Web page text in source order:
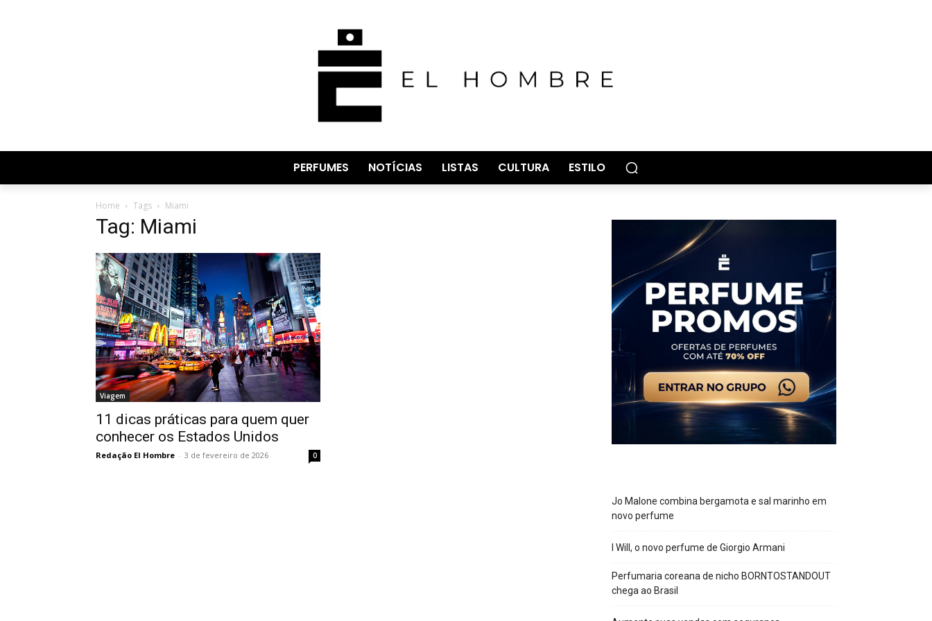
PERFUMES NOTÍCIAS LISTAS CULTURA ESTILO
Home Tags Miami
Tag: Miami
Viagem
11 dicas práticas para quem quer
conhecer os Estados Unidos
Redação El Hombre - 3 de fevereiro de 2026 0
Jo Malone combina bergamota e sal marinho em
novo perfume
I Will, o novo perfume de Giorgio Armani
Perfumaria coreana de nicho BORNTOSTANDOUT
chega ao Brasil